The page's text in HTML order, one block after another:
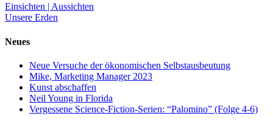
Einsichten | Aussichten
Unsere Erden
Neues
Neue Versuche der ökonomischen Selbstausbeutung
Mike, Marketing Manager 2023
Kunst abschaffen
Neil Young in Florida
Vergessene Science-Fiction-Serien: “Palomino” (Folge 4-6)